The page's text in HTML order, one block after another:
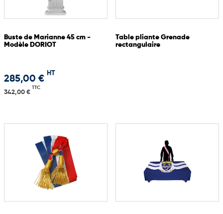
Buste de Marianne 45 cm -
Modèle DORIOT
285,00 €
HT
342,00 €
TTC
Table pliante Grenade
rectangulaire